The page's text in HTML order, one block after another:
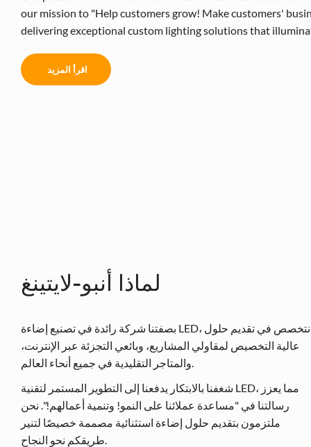
our mission to "Help customers grow! Make customers'
delivering exceptional custom lighting solutions that
اقرأ المزيد
لماذا أنبو-لايتينغ
بصفتنا شركة رائدة في تصنيع إضاءة LED، نتخصص في تقديم حلول
عالية التخصيص لمقاولي المشاريع، وبائعي التجزئة عبر الإنترنت،
شغفنا بالابتكار يدفعنا إلى التطوير المستمر لتقنية LED، مما يعزز
رسالتنا في "مساعدة عملائنا على النمو! وتنمية أعمالهم!". نحن
ملتزمون بتقديم حلول إضاءة استثنائية مصممة خصيصًا لتنير